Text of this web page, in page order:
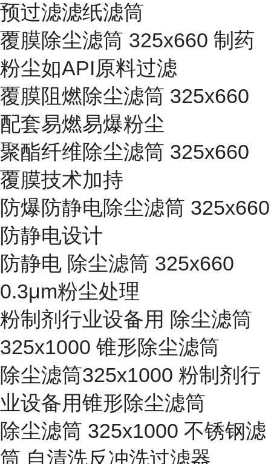
预过滤滤纸滤筒
覆膜除尘滤筒 325x660 制药
粉尘如API原料过滤
覆膜阻燃除尘滤筒 325x660
配套易燃易爆粉尘
聚酯纤维除尘滤筒 325x660
覆膜技术加持
防爆防静电除尘滤筒 325x660
防静电设计
防静电 除尘滤筒 325x660
0.3μm粉尘处理
粉制剂行业设备用 除尘滤筒
325x1000 锥形除尘滤筒
除尘滤筒325x1000 粉制剂行
业设备用锥形除尘滤筒
除尘滤筒 325x1000 不锈钢滤
筒 自清洗反冲洗过滤器